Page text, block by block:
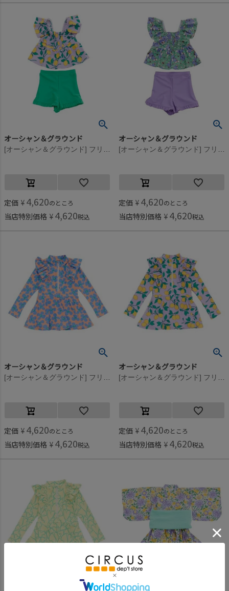
オーシャン＆グラウンド
定価 ¥ 4,620のところ
当店特別価格 ¥ 4,620税込
オーシャン＆グラウンド
定価 ¥ 4,620のところ
当店特別価格 ¥ 4,620税込
オーシャン＆グラウンド
定価 ¥ 4,620のところ
当店特別価格 ¥ 4,620税込
オーシャン＆グラウンド
定価 ¥ 4,620のところ
当店特別価格 ¥ 4,620税込